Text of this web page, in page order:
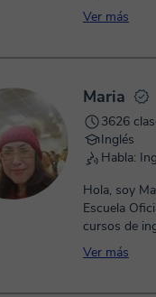
Ver más
Maria
3626
Inglés
Habla:
Hola, soy
Escuela
cursos de
Ver más